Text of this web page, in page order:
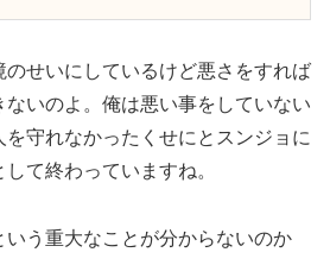
のせいにしているけど悪さをすれば
ないのよ。俺は悪い事をしていない
を守れなかったくせにとスンジョに
て終わっていますね。
いう重大なことが分からないのか